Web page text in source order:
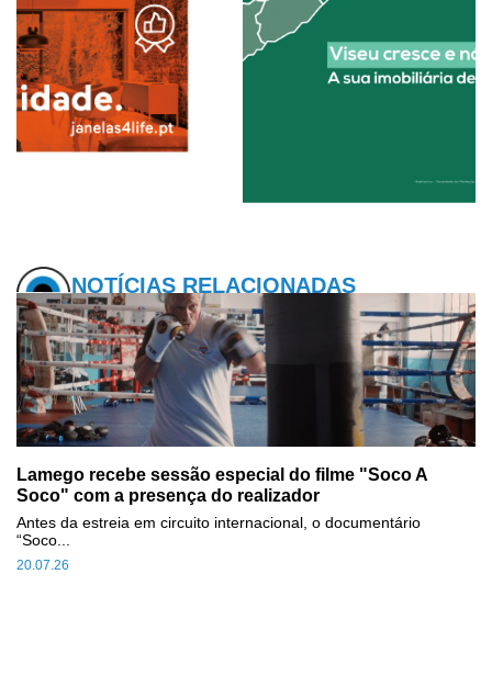
NOTÍCIAS RELACIONADAS
Lamego recebe sessão especial do filme "Soco A
Soco" com a presença do realizador
20.07.26
Antes da estreia em circuito internacional, o documentário
“Soco...